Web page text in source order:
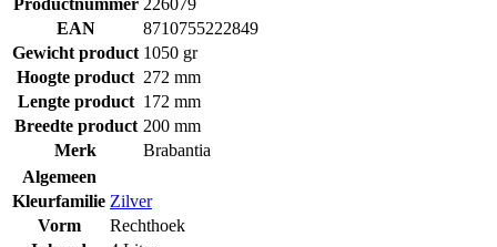
Productnummer 226079
EAN
8710755222849
Gewicht product 1050 gr
Hoogte product 272 mm
Lengte product 172 mm
Breedte product 200 mm
Merk
Brabantia
Algemeen
Kleurfamilie Zilver
Vorm
Rechthoek